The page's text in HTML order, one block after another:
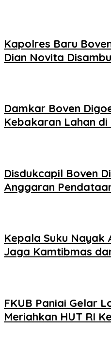
Kapolres Baru
Dian Novita
Damkar Boven
Kebakaran Lahan
Disdukcapil Boven
Anggaran
Kepala Suku
Jaga Kamtibmas
FKUB Paniai Gelar
Meriahkan HUT RI